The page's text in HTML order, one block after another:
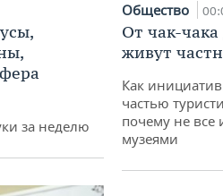
за неделю
Общество
От чак-
живут
Как
частью
почему не все
музеями